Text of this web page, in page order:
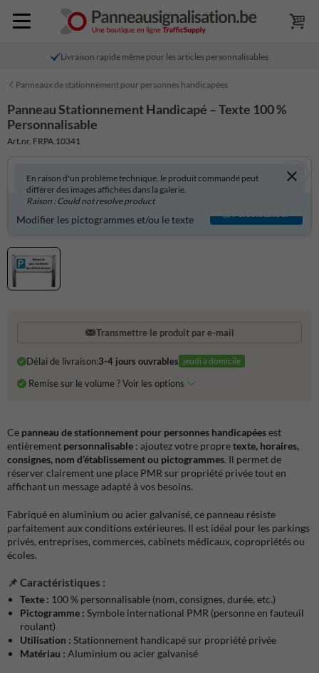
Livraison rapide même pour les articles personnalisables
Panneaux de stationnement pour personnes handicapées
Panneau Stationnement Handicapé – Texte 100 %
Personnalisable
Art.nr. FRPA.10341
En raison d'un problème technique, le produit commandé peut
différer des images affichées dans la galerie.
Raison : Could not resolve product
Produit personnalisable ?
Modifier les pictogrammes et/ou le texte
Personnaliser
Transmettre le produit par e-mail
Délai de livraison:3-4 jours ouvrables jeudi à domicile
Remise sur le volume ? Voir les options
Ce panneau de stationnement pour personnes handicapéesest
entièrement personnalisable : ajoutez votre propretexte, horaires,
consignes, nom d’établissement ou pictogrammes. Il permet de
réserver clairement une place PMR sur propriété privée tout en
affichant un message adapté à vos besoins.
Fabriqué en aluminium ou acier galvanisé, ce panneau résiste
parfaitement aux conditions extérieures. Il est idéal pour les parkings
privés, entreprises, commerces, cabinets médicaux, copropriétés ou
écoles.
📌 Caractéristiques :
Texte : 100 % personnalisable (nom, consignes, durée, etc.)
Pictogramme : Symbole international PMR (personne en fauteuil
roulant)
Utilisation : Stationnement handicapé sur propriété privée
Matériau : Aluminium ou acier galvanisé